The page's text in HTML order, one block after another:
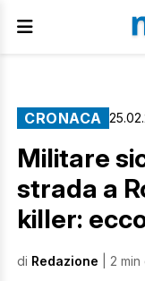
CRONACA
Militare
strada a
killer:
di Redazione | 2